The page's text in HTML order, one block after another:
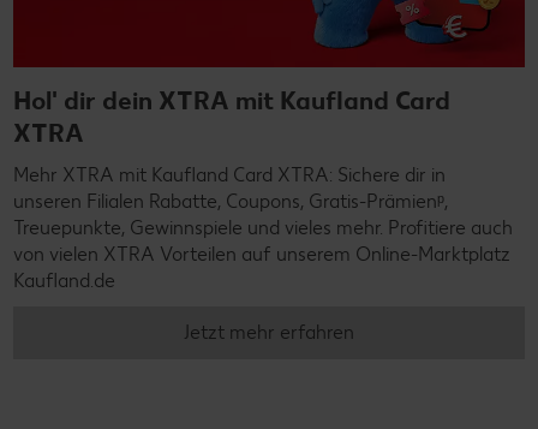
Hol' dir dein XTRA mit Kaufland Card
XTRA
Mehr XTRA mit Kaufland Card XTRA: Sichere dir in
unseren Filialen Rabatte, Coupons, Gratis-Prämienᵖ,
Treuepunkte, Gewinnspiele und vieles mehr. Profitiere auch
von vielen XTRA Vorteilen auf unserem Online-Marktplatz
Kaufland.de
Jetzt mehr erfahren